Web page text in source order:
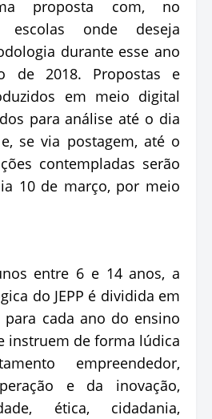
proposta com, no
escolas onde deseja
durante esse ano
de 2018. Propostas e
em meio digital
para análise até o dia
se via postagem, até o
contempladas serão
10 de março, por meio
entre 6 e 14 anos, a
do JEPP é dividida em
para cada ano do ensino
instruem de forma lúdica
empreendedor,
e da inovação,
ética, cidadania,